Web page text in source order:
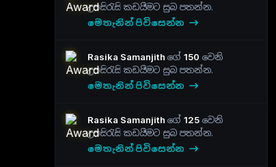
උපසිරැසි කඩයීමට සුබ පතන්න.
මෙතැනින් පිවිසෙන්න
Rasika Samanjith ගේ 150 වෙනි
උපසිරැසි කඩයීමට සුබ පතන්න.
මෙතැනින් පිවිසෙන්න
Rasika Samanjith ගේ 125 වෙනි
උපසිරැසි කඩයීමට සුබ පතන්න.
මෙතැනින් පිවිසෙන්න